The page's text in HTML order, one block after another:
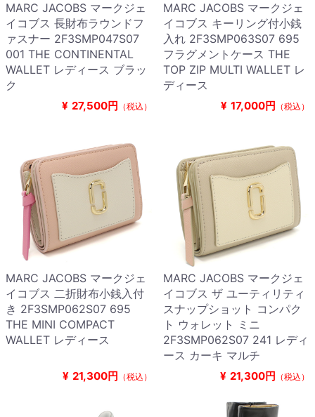
MARC JACOBS マークジェ
イコブス 長財布ラウンドフ
ァスナー 2F3SMP047S07
001 THE CONTINENTAL
WALLET レディース ブラッ
ク
¥ 27,500円 （税込）
MARC JACOBS マークジェ
イコブス キーリング付小銭
入れ 2F3SMP063S07 695
フラグメントケース THE
TOP ZIP MULTI WALLET レ
ディース
¥ 17,000円 （税込）
MARC JACOBS マークジェ
イコブス 二折財布小銭入付
き 2F3SMP062S07 695
THE MINI COMPACT
WALLET レディース
¥ 21,300円 （税込）
MARC JACOBS マークジェ
イコブス ザ ユーティリティ
スナップショット コンパク
ト ウォレット ミニ
2F3SMP062S07 241 レディ
ース カーキ マルチ
¥ 21,300円 （税込）